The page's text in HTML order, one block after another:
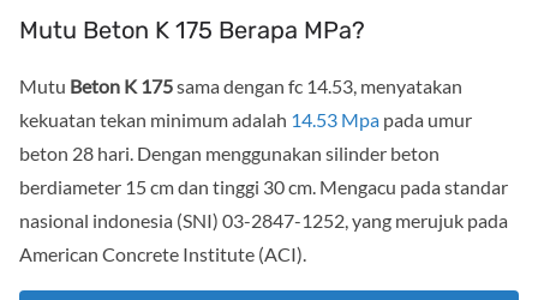
Mutu Beton K 175 Berapa MPa?
Mutu Beton K 175sama dengan fc 14.53, menyatakan
kekuatan tekan minimum adalah 14.53 Mpa pada umur
beton 28 hari. Dengan menggunakan silinder beton
berdiameter 15 cm dan tinggi 30 cm. Mengacu pada standar
nasional indonesia (SNI) 03-2847-1252, yang merujuk pada
American Concrete Institute (ACI).